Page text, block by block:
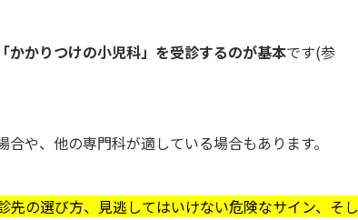
かかりつけの小児科」を受診するのが基本です(参
や、他の専門科が適している場合もあります。
先の選び方、見逃してはいけない危険なサイン、そし